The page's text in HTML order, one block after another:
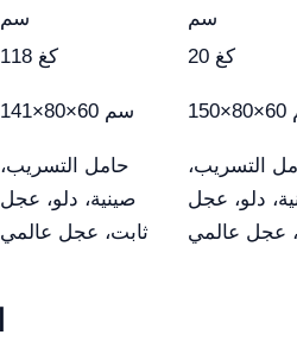
سم
سم
118 كغ
20 كغ
141×80×60 سم
حامل التسريب،
صينية، دلو، عجل
ثابت، عجل عالمي
التسريب،
دلو، عجل
عجل عالمي